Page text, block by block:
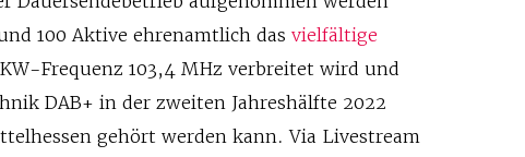
100 Aktive ehrenamtlich dasvielfältige
Frequenz 103,4 MHz verbreitet wird und
DAB+ in der zweiten Jahreshälfte 2022
gehört werden kann. Via Livestream